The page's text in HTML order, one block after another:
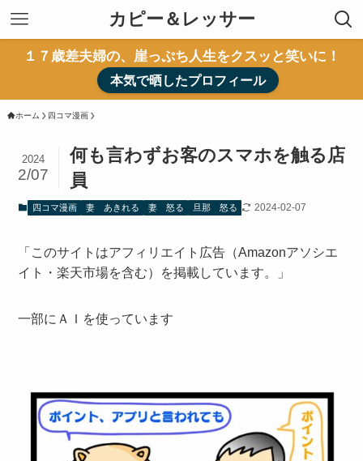
カピー＆レッサー
１７歳差夫婦の、崖っぷち人生をクスッと笑いに！
本気で晒したプロフィール
ホーム 四コマ漫画
何も言わずお客のスマホを触る店
員
2024
2/07
四コマ漫画 妻 あきれる 妻 怒る 旦那 怒る 2024-02-07
「このサイトはアフィリエイト広告（Amazonアソシエ
イト・楽天市場を含む）を掲載しています。」
一部にＡＩを使っています